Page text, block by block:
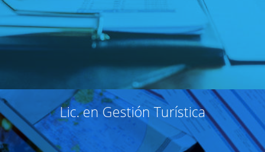
Lic. en Gestión Turística